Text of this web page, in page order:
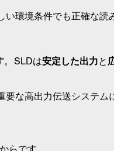
環境条件でも正確な読
。SLDは安定した出力 と
な高出力伝送システム